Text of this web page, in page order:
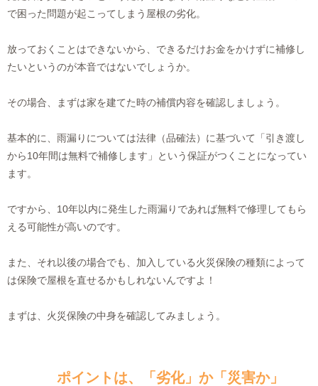
で困った問題が起こってしまう屋根の劣化。
放っておくことはできないから、できるだけお金をかけずに補修し
たいというのが本音ではないでしょうか。
その場合、まずは家を建てた時の補償内容を確認しましょう。
基本的に、雨漏りについては法律（品確法）に基づいて「引き渡し
から10年間は無料で補修します」という保証がつくことになってい
ます。
ですから、10年以内に発生した雨漏りであれば無料で修理してもら
える可能性が高いのです。
また、それ以後の場合でも、加入している火災保険の種類によって
は保険で屋根を直せるかもしれないんですよ！
まずは、火災保険の中身を確認してみましょう。
ポイントは、「劣化」か「災害か」